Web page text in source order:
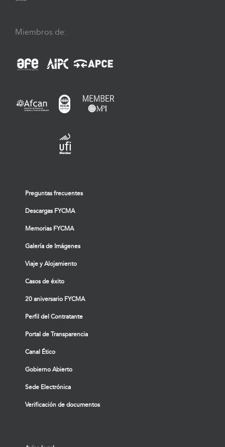
Miembros de:
Preguntas frecuentes
Descargas FYCMA
Memorias FYCMA
Galería de Imágenes
Viaje y Alojamiento
Casos de éxito
20 aniversario FYCMA
Perfil del Contratante
Portal de Transparencia
Canal Ético
Gobierno Abierto
Sede Electrónica
Verificación de documentos